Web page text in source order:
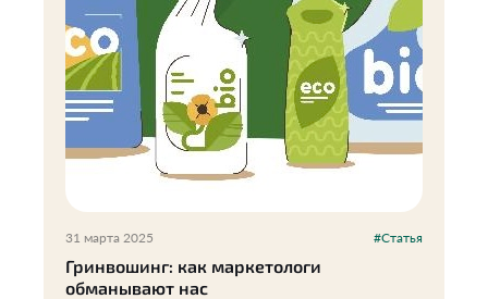
31 марта 2025 #Статья
Гринвошинг: как маркетологи
обманывают нас